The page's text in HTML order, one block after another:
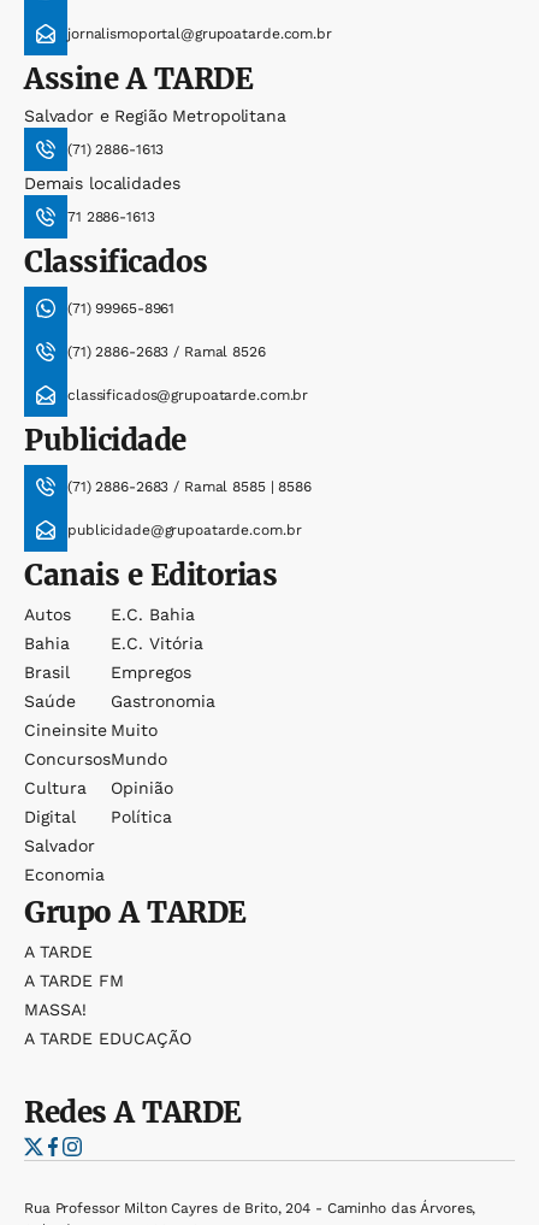
jornalismoportal@grupoatarde.com.br
AssineA TARDE
Salvador e Região Metropolitana
(71) 2886-1613
Demais localidades
71 2886-1613
Classificados
(71) 99965-8961
(71) 2886-2683 / Ramal 8526
classificados@grupoatarde.com.br
Publicidade
(71) 2886-2683 / Ramal 8585 | 8586
publicidade@grupoatarde.com.br
Canais e Editorias
Autos
Bahia
Brasil
Saúde
Cineinsite
Concursos
Cultura
Digital
Salvador
Economia
E.c. Bahia
E.c. Vitória
Empregos
Gastronomia
Muito
Mundo
Opinião
Política
GrupoA TARDE
A TARDE
A TARDE FM
MASSA!
A TARDE EDUCAÇÃO
RedesA TARDE
Rua Professor Milton Cayres de Brito, 204 - Caminho das Árvores,